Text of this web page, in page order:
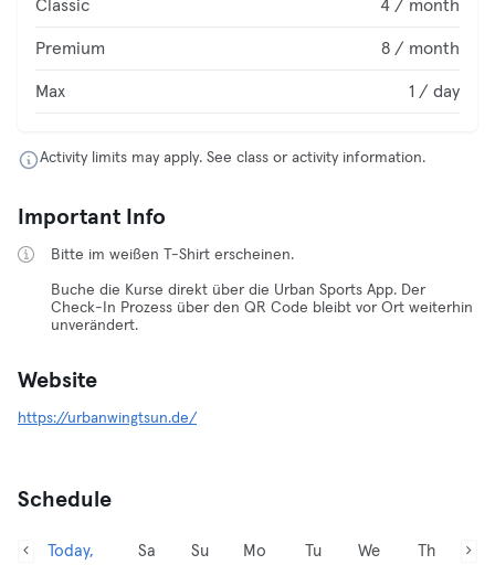
Classic 4 / month
Premium 8 / month
Max 1 / day
Activity limits may apply. See class or activity information.
Important Info
Bitte im weißen T-Shirt erscheinen.
Buche die Kurse direkt über die Urban Sports App. Der
Check-In Prozess über den QR Code bleibt vor Ort weiterhin
unverändert.
Website
https://urbanwingtsun.de/
Schedule
Today,
Sa
Su
Mo
Tu
We
Th